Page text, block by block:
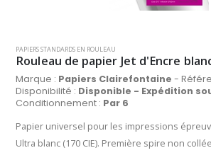
PAPIERS STANDARDS EN ROULEAU
Marque : Papiers Clairefontaine -
Disponibilité : Disponible - Expédition
Conditionnement : Par 6
Papier universel pour les impressions
Ultra blanc (170 CIE). Première spire non